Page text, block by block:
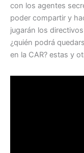
con los agentes
poder compartir y
jugarán los
¿quién podrá
en la CAR? estas y